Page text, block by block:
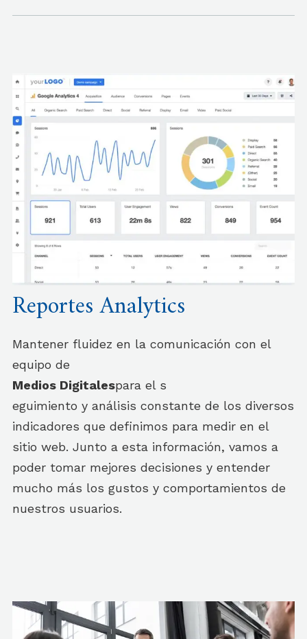
Reportes Analytics
Mantener fluidez en la comunicación con el
equipo de
Medios Digitalespara el s
eguimiento y análisis constante de los diversos
indicadores que definimos para medir en el
sitio web. Junto a esta información, vamos a
poder tomar mejores decisiones y entender
mucho más los gustos y comportamientos de
nuestros usuarios.